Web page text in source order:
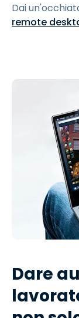
Dai
remote
Dare